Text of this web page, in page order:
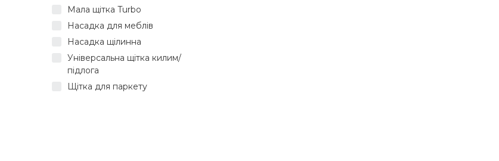
Мала щітка Turbo
Насадка для меблів
Насадка щілинна
Універсальна щітка килим/
підлога
Щітка для паркету